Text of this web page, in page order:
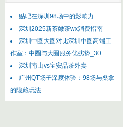
贴吧在深圳98场中的影响力
深圳2025新茶嫩茶wx消费指南
‌深圳中圈大圈对比深圳中圈高端工
作室‌：中圈与大圈服务优劣势_30
深圳南山vs宝安品茶外卖
广州QT场子深度体验：98场与桑拿
的隐藏玩法